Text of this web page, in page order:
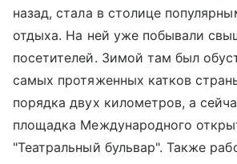
назад, стала в столице
отдыха. На ней уже побывали
посетителей. Зимой там был
самых протяженных катков
порядка двух километров, а
площадка Международного
"Театральный бульвар". Также